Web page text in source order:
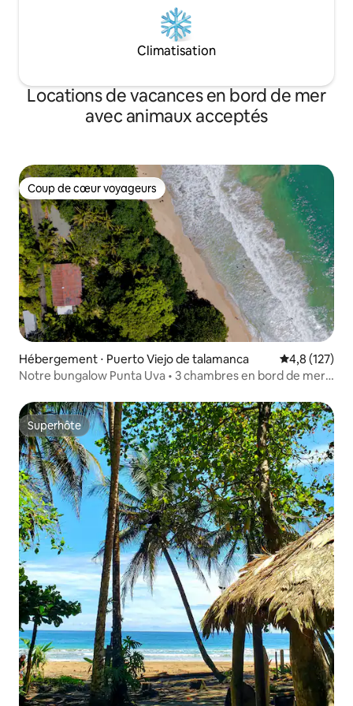
Climatisation
Locations de vacances en bord de mer
avec animaux acceptés
Coup de cœur voyageurs
Coup de cœur voyageurs
Hébergement ⋅ Puerto Viejo de talamanca Évaluation
4,8 (127)
Notre bungalow Punta Uva • 3 chambres en bord de mer
Superhôte
Superhôte